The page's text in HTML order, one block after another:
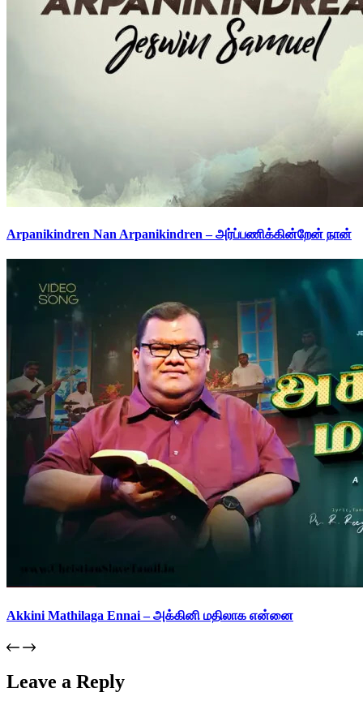
Arpanikindren Nan Arpanikindren – அர்ப்பணிக்கின்றேன் நான்
Akkini Mathilaga Ennai – அக்கினி மதிலாக என்னை
Leave a Reply